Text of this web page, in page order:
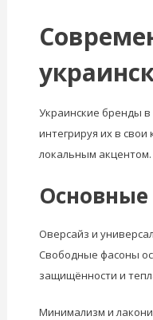
Украинские бренды
интегрируя их в
локальным акцентом.
Оверсайз и
Свободные фасоны
защищённости и
Минимализм и